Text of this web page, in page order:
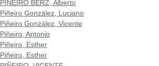
PIÑEIRO BERZ, Alberto
Piñeiro González, Luciano
Piñeiro González, Vicente
Piñeiro, Antonio
Piñeiro, Esther
Piñeiro, Esther